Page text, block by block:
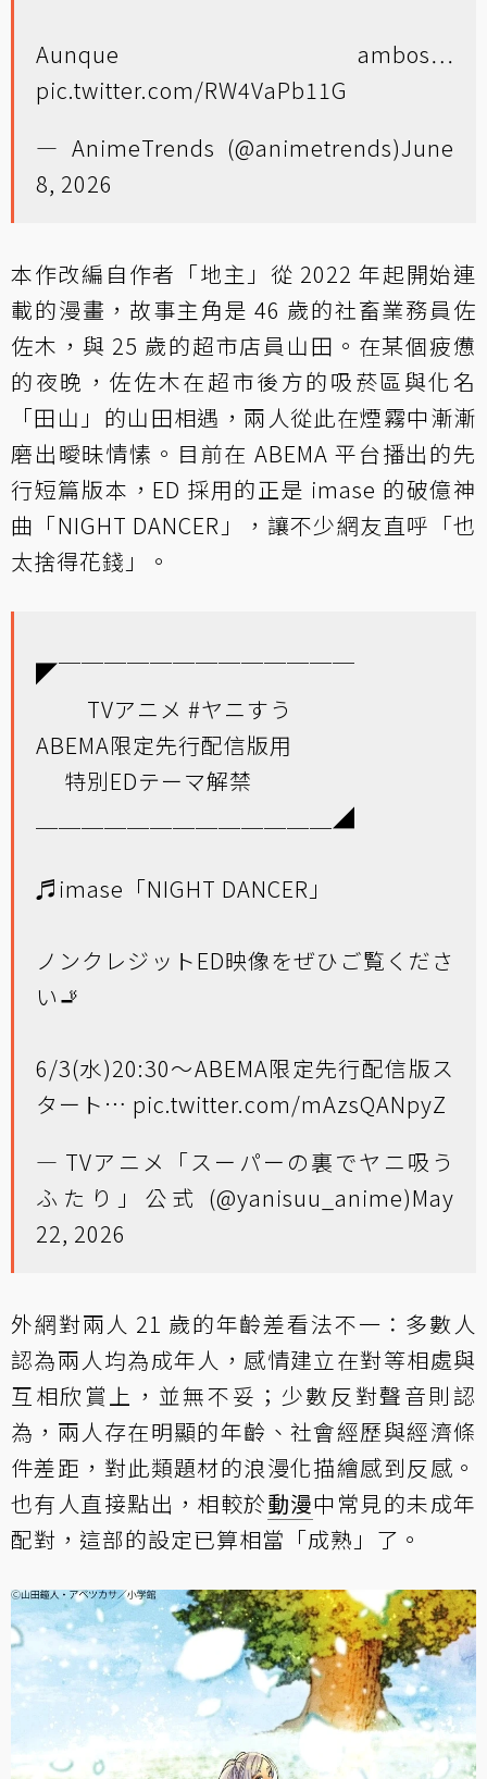
Aunque ambos…
pic.twitter.com/RW4VaPb11G
— AnimeTrends (@animetrends)June
8, 2026
本作改編自作者「地主」從 2022 年起開始連
載的漫畫，故事主角是 46 歲的社畜業務員佐
佐木，與 25 歲的超市店員山田。在某個疲憊
的夜晚，佐佐木在超市後方的吸菸區與化名
「田山」的山田相遇，兩人從此在煙霧中漸漸
磨出曖昧情愫。目前在 ABEMA 平台播出的先
行短篇版本，ED 採用的正是 imase 的破億神
曲「NIGHT DANCER」，讓不少網友直呼「也
太捨得花錢」。
◤￣￣￣￣￣￣￣￣￣￣￣￣￣
TVアニメ #ヤニすう
ABEMA限定先行配信版用
特別EDテーマ解禁
＿＿＿＿＿＿＿＿＿＿＿＿＿◢
♬imase「NIGHT DANCER」
ノンクレジットED映像をぜひご覧くださ
い🚬
6/3(水)20:30～ABEMA限定先行配信版ス
タート… pic.twitter.com/mAzsQANpyZ
— TVアニメ「スーパーの裏でヤニ吸う
ふたり」公式 (@yanisuu_anime)May
22, 2026
外網對兩人 21 歲的年齡差看法不一：多數人
認為兩人均為成年人，感情建立在對等相處與
互相欣賞上，並無不妥；少數反對聲音則認
為，兩人存在明顯的年齡、社會經歷與經濟條
件差距，對此類題材的浪漫化描繪感到反感。
也有人直接點出，相較於動漫中常見的未成年
配對，這部的設定已算相當「成熟」了。